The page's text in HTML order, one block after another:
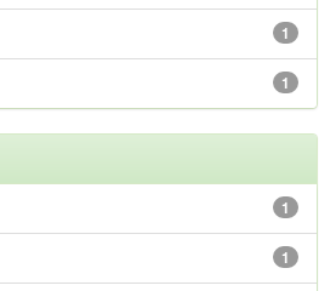
1
1
1
1